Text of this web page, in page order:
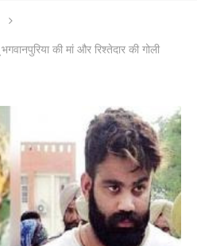
की मां और रिश्तेदार की गोली